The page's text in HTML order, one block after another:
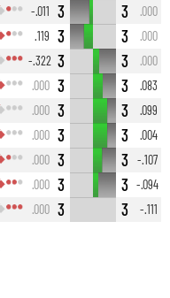
-.011 3 3
.000
.119 3 3
.000
-.322 3 3
.000
.000 3 3
.083
.000 3 3
.099
.000 3 3
.004
.000 3 3
-.107
.000 3 3 -.094
.000 3 3 -.111